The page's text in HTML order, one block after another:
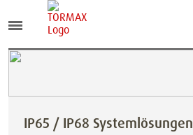
IP65 / IP68 Systemlösungen